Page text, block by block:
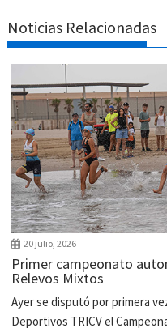
Noticias Relacionadas
20 julio, 2026
Primer campeonato
Relevos Mixtos
Ayer se disputó por primera
Deportivos TRICV el